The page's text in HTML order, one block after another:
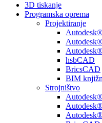
3D tiskanje
Programska oprema
Projektiranje
hsbCAD
BricsCAD
BIM
Strojništvo